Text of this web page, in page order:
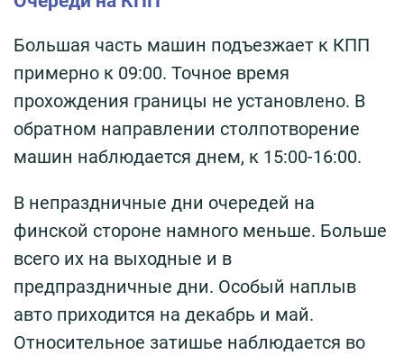
Большая часть машин подъезжает к КПП
примерно к 09:00. Точное время
прохождения границы не установлено. В
обратном направлении столпотворение
машин наблюдается днем, к 15:00-16:00.
В непраздничные дни очередей на
финской стороне намного меньше. Больше
всего их на выходные и в
предпраздничные дни. Особый наплыв
авто приходится на декабрь и май.
Относительное затишье наблюдается во